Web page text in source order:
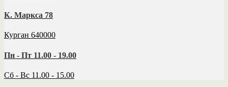
К. Маркса 78
Курган 640000
Пн - Пт 11.00 - 19.00
Сб - Вс 11.00 - 15.00